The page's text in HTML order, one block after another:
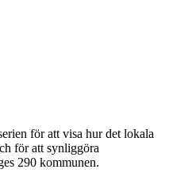
för att visa hur det lokala
för att synliggöra
290 kommunen.